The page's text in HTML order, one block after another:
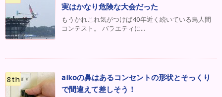
実はかなり危険な大会だった
もうかれこれ気がつけば40年近く続いている鳥人間
コンテスト。 バラエティに...
aikoの鼻はあるコンセントの形状とそっくり
で間違えて差しそう！